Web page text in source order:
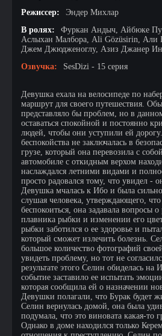
Режиссер:
Эндер Михлар
В ролях:
Фуркан Андыч, Айбюке
Аслыхан Малбора, Ali Gözüsirin, Али
Джем Джюдженоглу, Азиз Джанер
Озвучка:
SesDizi - 15 серия
Девушка ехала на велосипеде по
маршрут для своего путешествия.
представляло бы проблем, но в
оставаться спокойной и постоянно
людей, чтобы они уступили ей
беспокойства не заключалась в
грузе, который она перевозила с
автомобиле с откидным верхом
наслаждался летними видами и
просто радовался тому, что увидел -
Девушка мчалась к Ибо и была
слушая человека, утверждающего,
беспокоиться, она задавала вопросы
плавника рыбки и изменении его
рыбки заботился о ее здоровье и
который сможет излечить болезнь.
большое количество фотографий
увидеть проблему, но тот не
результате этого Селин обиделась
событие заставило ее испытать
которая сообщила ей о назначении
Девушки полагали, что Бурак будет
Селин вернулась домой, она была
подумала, что это виновата какая-то
Однако в доме находился только